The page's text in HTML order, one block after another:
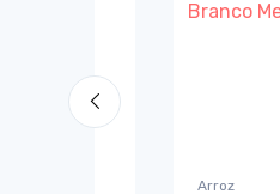
Arroz